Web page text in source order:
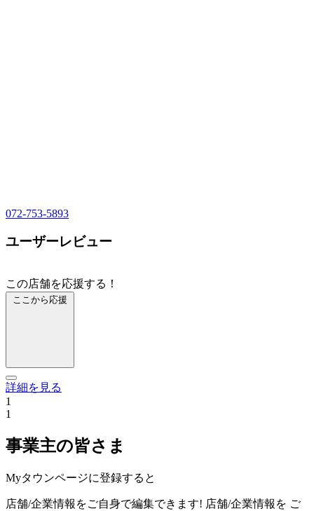
072-753-5893
ユーザーレビュー
この店舗を応援する！
ここから応援
詳細を見る
1
1
事業主の皆さま
Myタウンページに登録すると
店舗/企業情報をご自身で編集できます! 店舗/企業情報を ご